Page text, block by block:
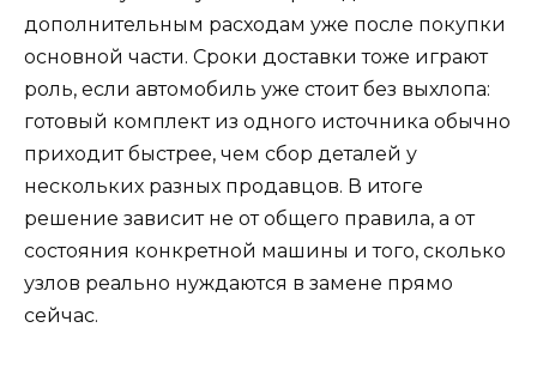
дополнительным расходам уже после покупки
основной части. Сроки доставки тоже играют
роль, если автомобиль уже стоит без выхлопа:
готовый комплект из одного источника обычно
приходит быстрее, чем сбор деталей у
нескольких разных продавцов. В итоге
решение зависит не от общего правила, а от
состояния конкретной машины и того, сколько
узлов реально нуждаются в замене прямо
сейчас.